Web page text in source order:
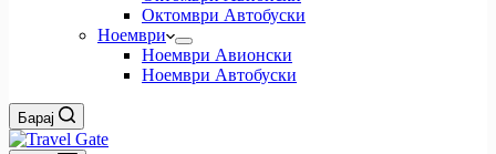
Октомври Автобуски
Ноември
Ноември Авионски
Ноември Автобуски
Барај